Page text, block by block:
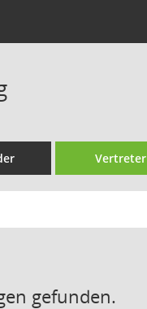
Vertreter
gefunden.